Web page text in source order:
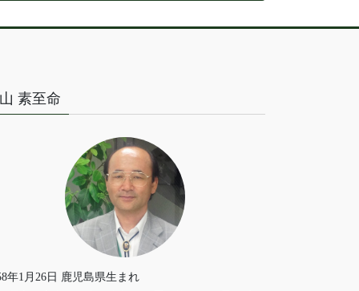
素至命
年1月26日 鹿児島県生まれ